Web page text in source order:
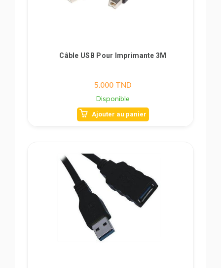
Câble USB Pour Imprimante 3M
5.000 TND
Disponible
Ajouter au panier